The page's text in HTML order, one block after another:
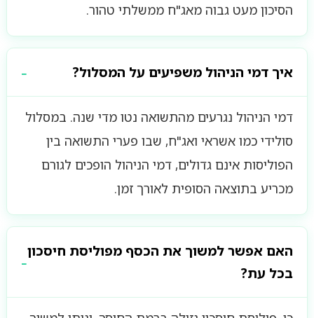
הסיכון מעט גבוה מאג"ח ממשלתי טהור.
איך דמי הניהול משפיעים על המסלול?
דמי הניהול נגרעים מהתשואה נטו מדי שנה. במסלול
סולידי כמו אשראי ואג"ח, שבו פערי התשואה בין
הפוליסות אינם גדולים, דמי הניהול הופכים לגורם
מכריע בתוצאה הסופית לאורך זמן.
האם אפשר למשוך את הכסף מפוליסת חיסכון
בכל עת?